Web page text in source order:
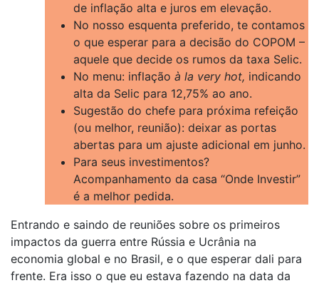
de inflação alta e juros em elevação.
No nosso esquenta preferido, te contamos
o que esperar para a decisão do COPOM –
aquele que decide os rumos da taxa Selic.
No menu: inflação à la very hot, indicando
alta da Selic para 12,75% ao ano.
Sugestão do chefe para próxima refeição
(ou melhor, reunião): deixar as portas
abertas para um ajuste adicional em junho.
Para seus investimentos?
Acompanhamento da casa “Onde Investir”
é a melhor pedida.
Entrando e saindo de reuniões sobre os primeiros
impactos da guerra entre Rússia e Ucrânia na
economia global e no Brasil, e o que esperar dali para
frente. Era isso o que eu estava fazendo na data da